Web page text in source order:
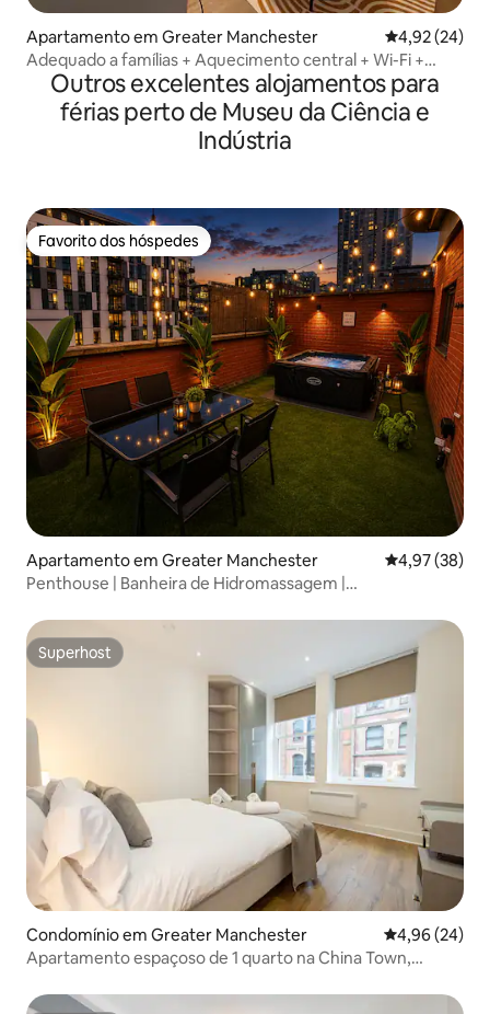
Apartamento em Greater Manchester Classificação
4,92 (24)
Adequado a famílias + Aquecimento central + Wi-Fi +
Vista para a cidade
Outros excelentes alojamentos para
férias perto de Museu da Ciência e
Indústria
Favorito dos hóspedes
Favorito dos hóspedes
Apartamento em Greater Manchester Classificação
4,97 (38)
Penthouse | Banheira de Hidromassagem |
Superhost
Superhost
Condomínio em Greater Manchester Classificação
4,96 (24)
Apartamento espaçoso de 1 quarto na China Town,